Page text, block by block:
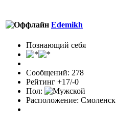
Edemikh
Познающий себя
Сообщений: 278
Рейтинг +17/-0
Пол:
Расположение: Смоленск